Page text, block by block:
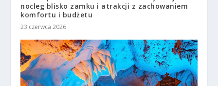
nocleg blisko zamku i atrakcji z zachowaniem
komfortu i budżetu
23 czerwca 2026